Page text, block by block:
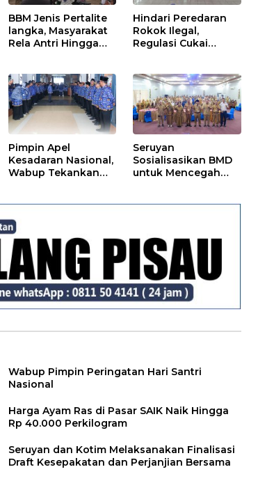
BBM Jenis Pertalite
langka, Masyarakat
Rela Antri Hingga
Hindari Peredaran
Rokok Ilegal,
Regulasi Cukai
Pimpin Apel
Kesadaran Nasional,
Wabup Tekankan
Seruyan
Sosialisasikan BMD
untuk Mencegah
Wabup Pimpin Peringatan Hari Santri
Nasional
Harga Ayam Ras di Pasar SAIK Naik Hingga
Rp 40.000 Perkilogram
Seruyan dan Kotim Melaksanakan Finalisasi
Draft Kesepakatan dan Perjanjian Bersama